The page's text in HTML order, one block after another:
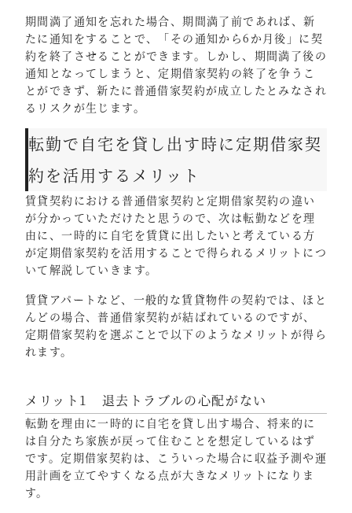
期間満了通知を忘れた場合、期間満了前であれば、新
たに通知をすることで、「その通知から6か月後」に契
約を終了させることができます。しかし、期間満了後の
通知となってしまうと、定期借家契約の終了を争うこ
とができず、新たに普通借家契約が成立したとみなされ
るリスクが生じます。
転勤で自宅を貸し出す時に定期借家契
約を活用するメリット
賃貸契約における普通借家契約と定期借家契約の違い
が分かっていただけたと思うので、次は転勤などを理
由に、一時的に自宅を賃貸に出したいと考えている方
が定期借家契約を活用することで得られるメリットにつ
いて解説していきます。
賃貸アパートなど、一般的な賃貸物件の契約では、ほと
んどの場合、普通借家契約が結ばれているのですが、
定期借家契約を選ぶことで以下のようなメリットが得ら
れます。
メリット1 退去トラブルの心配がない
転勤を理由に一時的に自宅を貸し出す場合、将来的に
は自分たち家族が戻って住むことを想定しているはず
です。定期借家契約は、こういった場合に収益予測や運
用計画を立てやすくなる点が大きなメリットになりま
す。